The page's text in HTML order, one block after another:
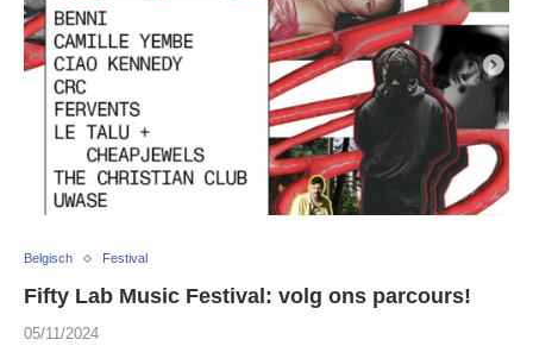
Belgisch Festival
Fifty Lab Music Festival: volg ons parcours!
05/11/2024